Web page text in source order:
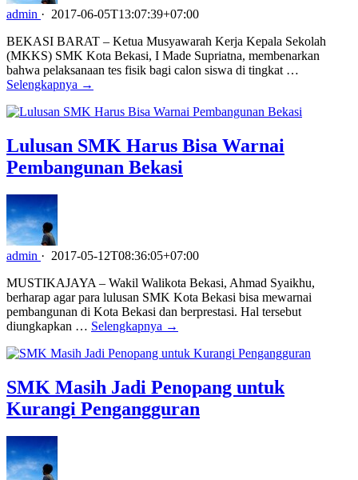
admin · 2017-06-05T13:07:39+07:00
BEKASI BARAT – Ketua Musyawarah Kerja Kepala Sekolah
(MKKS) SMK Kota Bekasi, I Made Supriatna, membenarkan
bahwa pelaksanaan tes fisik bagi calon siswa di tingkat …
Selengkapnya →
Lulusan SMK Harus Bisa Warnai
Pembangunan Bekasi
admin · 2017-05-12T08:36:05+07:00
MUSTIKAJAYA – Wakil Walikota Bekasi, Ahmad Syaikhu,
berharap agar para lulusan SMK Kota Bekasi bisa mewarnai
pembangunan di Kota Bekasi dan berprestasi. Hal tersebut
diungkapkan … Selengkapnya →
SMK Masih Jadi Penopang untuk
Kurangi Pengangguran